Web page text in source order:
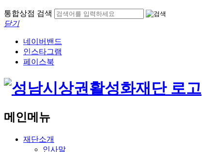
통합상점 검색
닫기
네이버밴드
인스타그램
페이스북
메인메뉴
재단소개
인사말